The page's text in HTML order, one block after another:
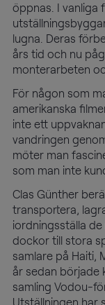
öppnas. I vanliga
lugna. Deras
års tid och nu
monterarbeten
För någon som
amerikanska
inte ett
vandringen
möter man
som man inte
Clas Günther
transportera,
iordningsställa
dockor till stora
samlare på Haiti,
år sedan började
samling Vodou-
Utställningen har